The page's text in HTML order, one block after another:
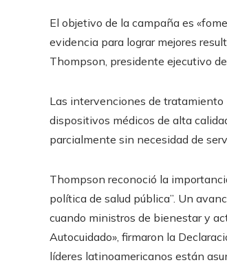
El objetivo de la campaña es
evidencia para lograr mejores
Thompson, presidente ejecutivo de
Las intervenciones de
dispositivos médicos de alta
parcialmente sin necesidad de
Thompson reconoció la
política de salud pública”. Un
cuando ministros de bienestar y
Autocuidado», firmaron la
líderes latinoamericanos están